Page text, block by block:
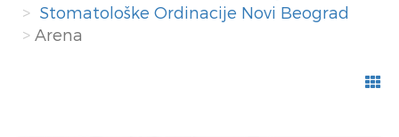
Stomatološke Ordinacije Novi Beograd
Arena